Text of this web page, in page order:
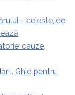
– ce este, de
cauze,
. Ghid pentru